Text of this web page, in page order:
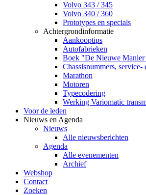
Volvo 343 / 345
Volvo 340 / 360
Prototypes en specials
Achtergrondinformatie
Aankooptips
Autofabrieken
Boek "De Nieuwe
Chassisnummers, service-
Marathon
Motoren
Typecodering
Werking Variomatic
Voor de leden
Nieuws en Agenda
Nieuws
Alle nieuwsberichten
Agenda
Alle evenementen
Archief
Webshop
Contact
Zoeken